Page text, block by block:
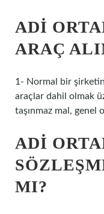
ADI
ARAÇ
1- Normal bir
araçlar dahil olmak
taşınmaz mal, genel
ADI
MI?